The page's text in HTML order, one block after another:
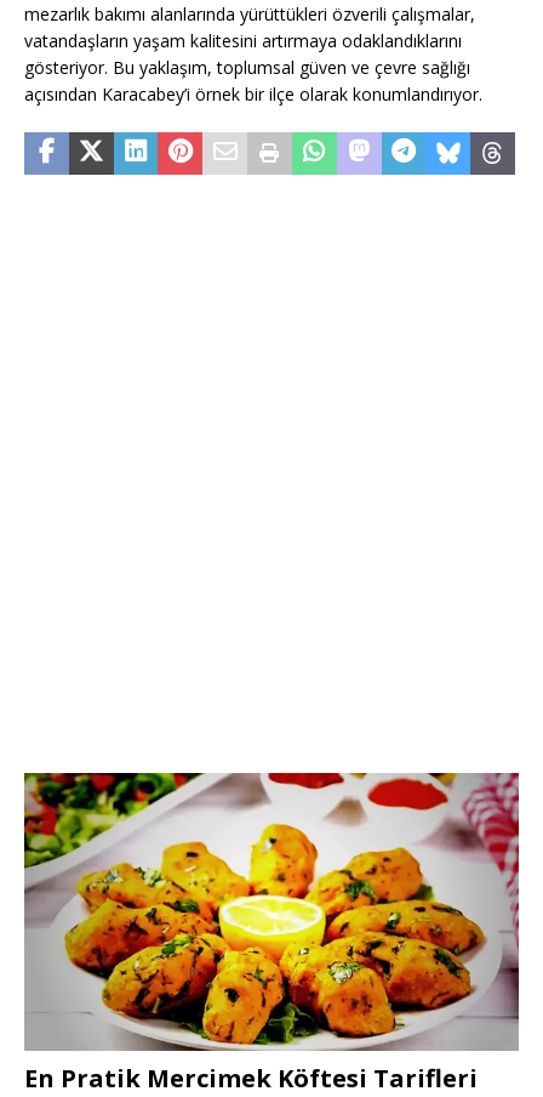
mezarlık bakımı alanlarında yürüttükleri özverili çalışmalar,
vatandaşların yaşam kalitesini artırmaya odaklandıklarını
gösteriyor. Bu yaklaşım, toplumsal güven ve çevre sağlığı
açısından Karacabey’i örnek bir ilçe olarak konumlandırıyor.
En Pratik Mercimek Köftesi Tarifleri